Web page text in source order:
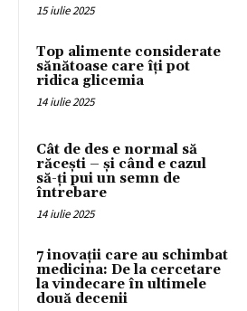
15 iulie 2025
Top alimente considerate
sănătoase care îți pot
ridica glicemia
14 iulie 2025
Cât de des e normal să
răcești – și când e cazul
să-ți pui un semn de
întrebare
14 iulie 2025
7 inovații care au schimbat
medicina: De la cercetare
la vindecare în ultimele
două decenii